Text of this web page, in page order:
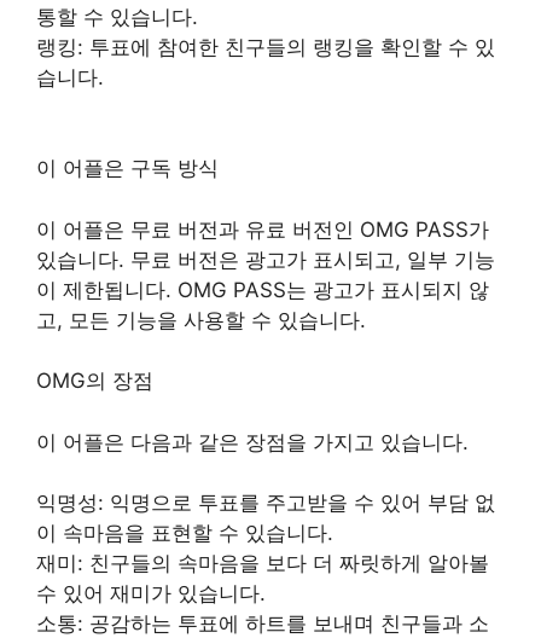
통할 수 있습니다.
랭킹: 투표에 참여한 친구들의 랭킹을 확인할 수 있
습니다.
이 어플은 구독 방식
이 어플은 무료 버전과 유료 버전인 OMG PASS가
있습니다. 무료 버전은 광고가 표시되고, 일부 기능
이 제한됩니다. OMG PASS는 광고가 표시되지 않
고, 모든 기능을 사용할 수 있습니다.
OMG의 장점
이 어플은 다음과 같은 장점을 가지고 있습니다.
익명성: 익명으로 투표를 주고받을 수 있어 부담 없
이 속마음을 표현할 수 있습니다.
재미: 친구들의 속마음을 보다 더 짜릿하게 알아볼
수 있어 재미가 있습니다.
소통: 공감하는 투표에 하트를 보내며 친구들과 소